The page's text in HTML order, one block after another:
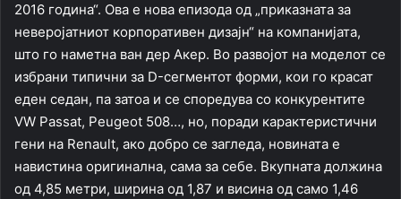
2016 година“. Ова е нова епизода од „приказната за
неверојатниот корпоративен дизајн“ на компанијата,
што го наметна ван дер Акер. Во развојот на моделот се
избрани типични за D-сегментот форми, кои го красат
еден седан, па затоа и се споредува со конкурентите
VW Passat, Peugeot 508…, но, поради карактеристични
гени на Renault, ако добро се загледа, новината е
навистина оригинална, сама за себе. Вкупната должина
од 4,85 метри, ширина од 1,87 и висина од само 1,46